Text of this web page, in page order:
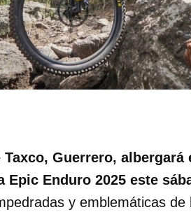
Guerrero, albergará
Enduro 2025 este
y emblemáticas de